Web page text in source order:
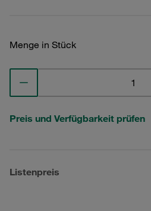
Menge in Stück
Preis und Verfügbarkeit prüfen
Listenpreis